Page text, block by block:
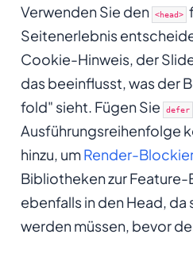
Verwenden Sie den <head>
Seitenerlebnis
Cookie-Hinweis, der
das beeinflusst, was der
fold" sieht. Fügen Sie
defer
Ausführungsreihenfolge
hinzu, umRender-
Bibliotheken zur
ebenfalls in den Head, da
werden müssen, bevor